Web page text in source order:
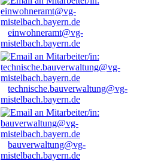
einwohneramt@vg-
mistelbach.bayern.de
technische.bauverwaltung@vg-
mistelbach.bayern.de
bauverwaltung@vg-
mistelbach.bayern.de